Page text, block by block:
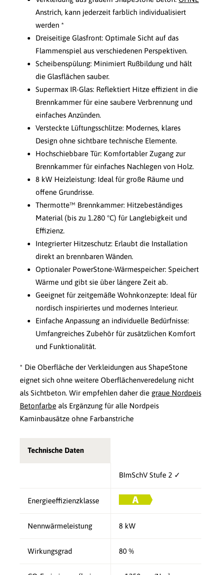
Anstrich, kann jederzeit farblich individualisiert
werden *
Dreiseitige Glasfront: Optimale Sicht auf das
Flammenspiel aus verschiedenen Perspektiven.
Scheibenspülung: Minimiert Rußbildung und hält
die Glasflächen sauber.
Supermax IR-Glas: Reflektiert Hitze effizient in die
Brennkammer für eine saubere Verbrennung und
einfaches Anzünden.
Versteckte Lüftungsschlitze: Modernes, klares
Design ohne sichtbare technische Elemente.
Hochschiebbare Tür: Komfortabler Zugang zur
Brennkammer für einfaches Nachlegen von Holz.
8 kW Heizleistung: Ideal für große Räume und
offene Grundrisse.
Thermotte™ Brennkammer: Hitzebeständiges
Material (bis zu 1.280 °C) für Langlebigkeit und
Effizienz.
Integrierter Hitzeschutz: Erlaubt die Installation
direkt an brennbaren Wänden.
Optionaler PowerStone-Wärmespeicher: Speichert
Wärme und gibt sie über längere Zeit ab.
Geeignet für zeitgemäße Wohnkonzepte: Ideal für
nordisch inspiriertes und modernes Interieur.
Einfache Anpassung an individuelle Bedürfnisse:
Umfangreiches Zubehör für zusätzlichen Komfort
und Funktionalität.
* Die Oberfläche der Verkleidungen aus ShapeStone
eignet sich ohne weitere Oberflächenveredelung nicht
als Sichtbeton. Wir empfehlen daher die graue Nordpeis
Betonfarbe als Ergänzung für alle Nordpeis
Kaminbausätze ohne Farbanstriche
Technische Daten
BImSchV Stufe 2 ✓
Energieeffizienzklasse
Nennwärmeleistung 8 kW
Wirkungsgrad 80 %